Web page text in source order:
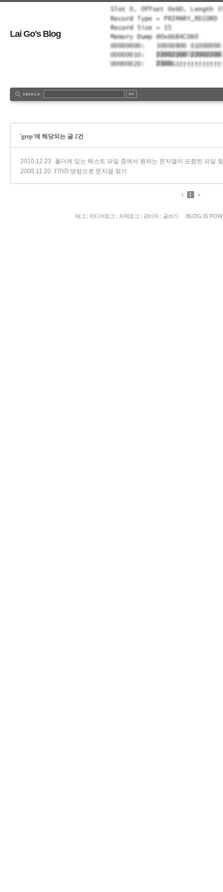
Lai Go's Blog
'grep'에 해당되는 글 2건
2010.12.23
폴더에 있는 텍스트 파일 중에서 원하는 문자열이 포함된 파일
2008.11.20 FIND 명령으로 문자열 찾기
1
태그 : 미디어로그 : 지역로그 : 관리자: 글쓰기 BLOG IS